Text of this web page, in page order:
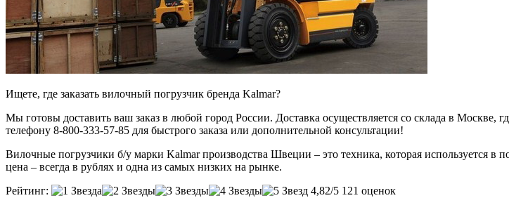
Ищете, где заказать вилочный погрузчик бренда Kalmar?
Мы готовы доставить ваш заказ в любой город России. Доставка осуществляется со склада в Москве,
телефону 8-800-333-57-85 для быстрого заказа или дополнительной консультации!
Вилочные погрузчики б/у марки Kalmar производства Швеции – это техника, которая используется в
цена – всегда в рублях и одна из самых низких на рынке.
Рейтинг:
4,82/5 121 оценок